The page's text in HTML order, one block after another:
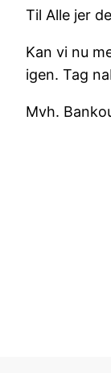
Til Alle jer
Kan vi nu
igen. Tag
Mvh.